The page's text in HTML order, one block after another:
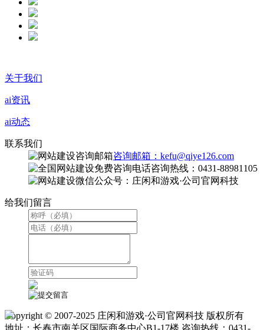
关于我们
ai资讯
ai动态
联系我们
咨询邮箱：kefu@qiye126.com
咨询热线：0431-88981105
微信公众号：庄闲和游戏·公司官网科技
给我们留言
Copyright © 2007-2025 庄闲和游戏·公司官网科技 版权所有